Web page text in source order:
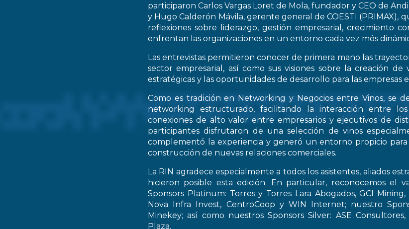
participaron Carlos Vargas Loret de Mola, fundador y CEO de
y Hugo Calderón Mávila, gerente general de COESTI (PRIMAX),
reflexiones sobre liderazgo, gestión empresarial, crecimiento
enfrentan las organizaciones en un entorno cada vez mós
Las entrevistas permitieron conocer de primera mano las
sector empresarial, así como sus visiones sobre la creación de
estratégicas y las oportunidades de desarrollo para las empresas
Como es tradición en Networking y Negocios entre Vinos, se
networking estructurado, facilitando la interacción entre
conexiones de alto valor entre empresarios y ejecutivos de
participantes disfrutaron de una selección de vinos
complementó la experiencia y generó un entorno propicio
construcción de nuevas relaciones comerciales.
La RIN agradece especialmente a todos los asistentes, aliados
hicieron posible esta edición. En particular, reconocemos el
Sponsors Platinum: Torres y Torres Lara Abogados, GCI
Nova Infra Invest, CentroCoop y WIN Internet; nuestro
Minekey; así como nuestros Sponsors Silver: ASE
Plaza.